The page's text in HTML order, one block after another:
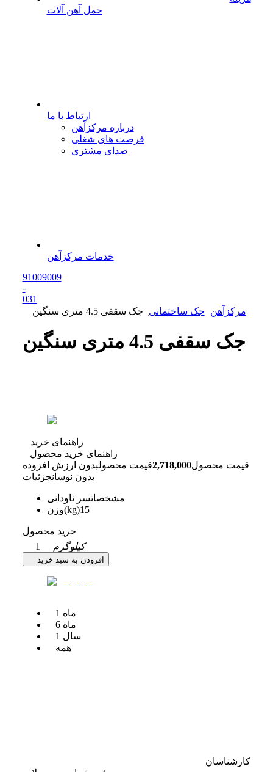
حمل آهن آلات
ارتباط با ما
درباره مرکزآهن
فرصت های شغلی
صدای مشتری
خدمات مرکزآهن
91009009
-
031
مرکزآهن
جک ساختمانی جک سقفی 4.5 متری سنگین
جک سقفی 4.5 متری سنگین
راهنمای خرید
راهنمای خرید محصول
قیمت محصول2,718,000قیمت محصولبدون ارزش افزوده
بدون نوسانجزئیات
مشخصاتسر ناودانی
وزن(kg)15
خرید محصول
1
کیلوگرم
افزودن به سبد خرید
1 ماه
6 ماه
1 سال
همه
کارشناسان